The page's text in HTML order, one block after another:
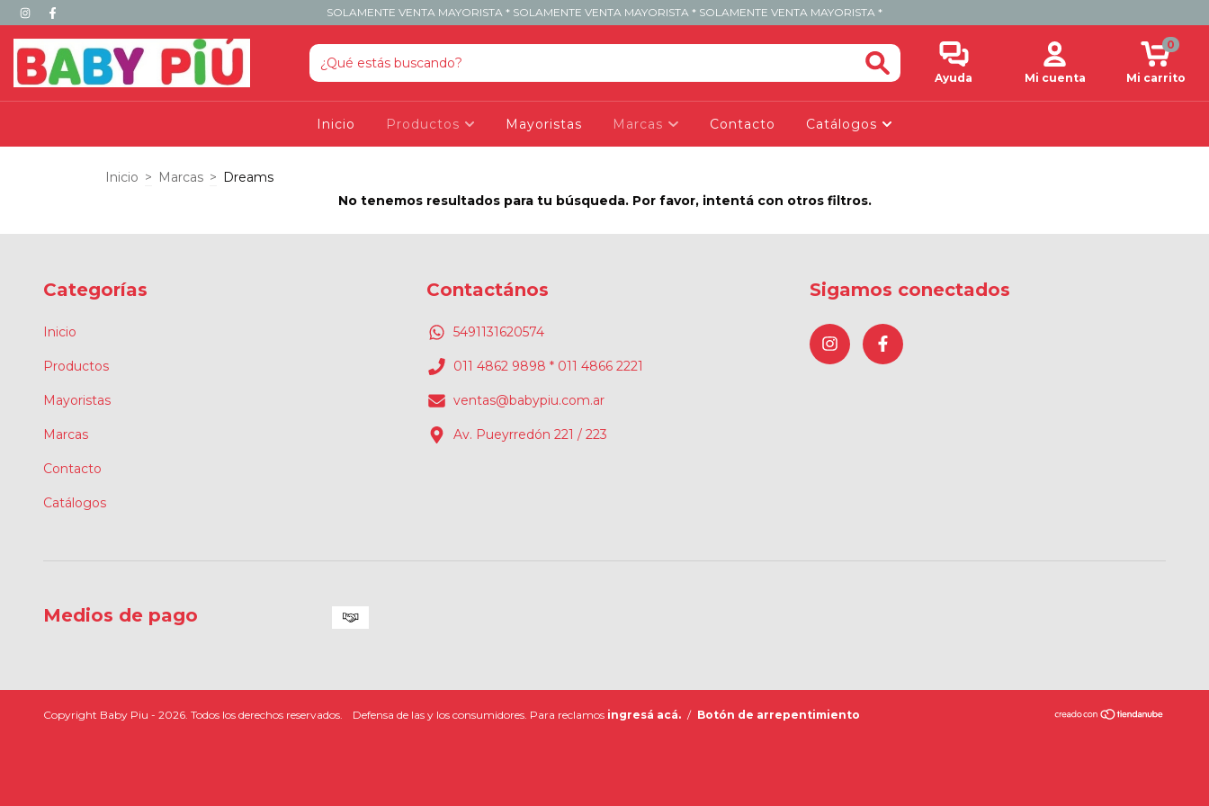
SOLAMENTE VENTA MAYORISTA * SOLAMENTE VENTA MAYORISTA * SOLAMENTE VENTA MAYORISTA *
Ayuda Mi cuenta Mi carrito
0
Inicio Productos Mayoristas Marcas Contacto Catálogos
Inicio > Marcas > Dreams
No tenemos resultados para tu búsqueda. Por favor, intentá con otros filtros.
Categorías
Inicio
Productos
Mayoristas
Marcas
Contacto
Catálogos
Contactános
5491131620574
011 4862 9898 * 011 4866 2221
ventas@babypiu.com.ar
Av. Pueyrredón 221 / 223
Sigamos conectados
Medios de pago
Copyright Baby Piu - 2026. Todos los derechos reservados. Defensa de las y los consumidores. Para reclamos ingresá acá. / Botón de arrepentimiento